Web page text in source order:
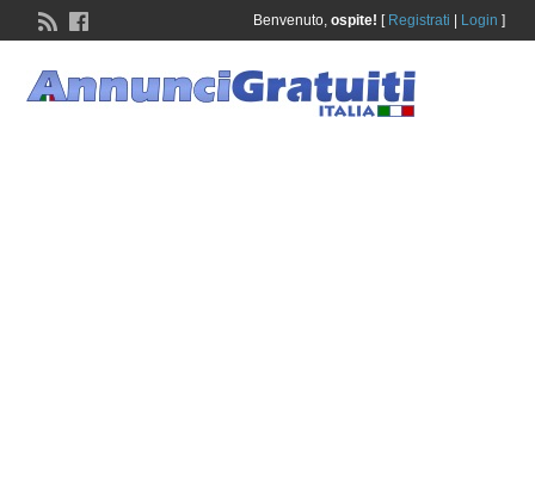
Benvenuto, ospite! [ Registrati Login ]